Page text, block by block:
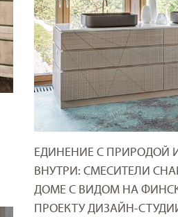
ЕДИНЕНИЕ С ПРИРОДОЙ
ВНУТРИ: СМЕСИТЕЛИ
ДОМЕ С ВИДОМ НА
ПРОЕКТУ ДИЗАЙН-СТУДИИ